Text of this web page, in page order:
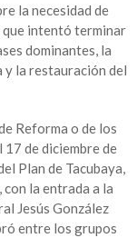
la necesidad de
intentó terminar
dominantes, la
y la restauración del
Reforma o de los
de diciembre de
Plan de Tacubaya,
la entrada a la
Jesús González
entre los grupos